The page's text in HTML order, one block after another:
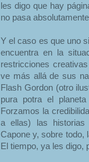
les digo que hay
no pasa
Y el caso es que uno
encuentra en la
restricciones
ve más allá de sus
Flash Gordon (otro
pura potra el
Forzamos la
a ellas) las historias
Capone y, sobre todo,
El tiempo, ya les digo,